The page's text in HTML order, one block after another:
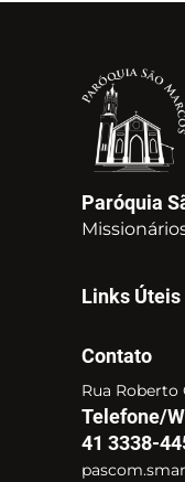
Paróquia
Links Úteis
Contato
Rua Roberto
Telefone/
41 3338-